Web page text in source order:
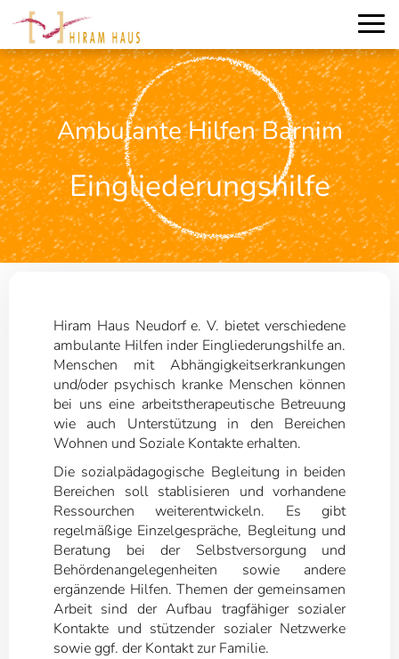
Ambulante Hilfen Barnim
Eingliederungshilfe
Hiram Haus Neudorf e. V. bietet verschiedene
ambulante Hilfen inder Eingliederungshilfe an.
Menschen mit Abhängigkeitserkrankungen
und/oder psychisch kranke Menschen können
bei uns eine arbeitstherapeutische Betreuung
wie auch Unterstützung in den Bereichen
Wohnen und Soziale Kontakte erhalten.
Die sozialpädagogische Begleitung in beiden
Bereichen soll stablisieren und vorhandene
Ressourchen weiterentwickeln. Es gibt
regelmäßige Einzelgespräche, Begleitung und
Beratung bei der Selbstversorgung und
Behördenangelegenheiten sowie andere
ergänzende Hilfen. Themen der gemeinsamen
Arbeit sind der Aufbau tragfähiger sozialer
Kontakte und stützender sozialer Netzwerke
sowie ggf. der Kontakt zur Familie.